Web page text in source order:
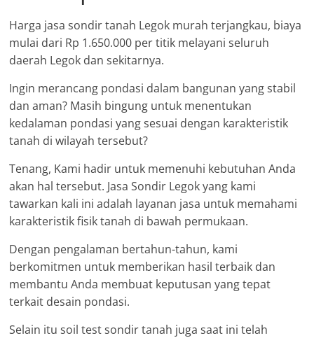
Harga jasa sondir tanah Legok murah terjangkau, biaya
mulai dari Rp 1.650.000 per titik melayani seluruh
daerah Legok dan sekitarnya.
Ingin merancang pondasi dalam bangunan yang stabil
dan aman? Masih bingung untuk menentukan
kedalaman pondasi yang sesuai dengan karakteristik
tanah di wilayah tersebut?
Tenang, Kami hadir untuk memenuhi kebutuhan Anda
akan hal tersebut. Jasa Sondir Legok yang kami
tawarkan kali ini adalah layanan jasa untuk memahami
karakteristik fisik tanah di bawah permukaan.
Dengan pengalaman bertahun-tahun, kami
berkomitmen untuk memberikan hasil terbaik dan
membantu Anda membuat keputusan yang tepat
terkait desain pondasi.
Selain itu soil test sondir tanah juga saat ini telah